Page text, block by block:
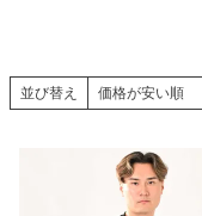
並び替え 価格が安い順